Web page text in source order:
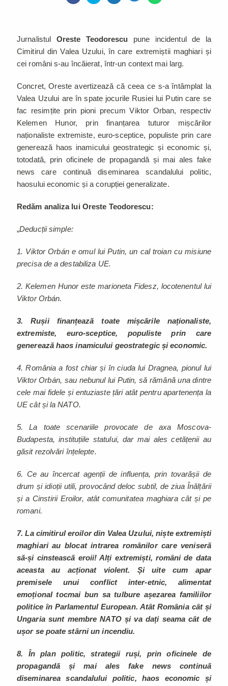
Jurnalistul Oreste Teodorescu pune incidentul de la
Cimitirul din Valea Uzului, în care extremiștii maghiari și
cei români s-au încăierat, într-un context mai larg.
Concret, Oreste avertizează că ceea ce s-a întâmplat la
Valea Uzului are în spate jocurile Rusiei lui Putin care se
fac resimțite prin pioni precum Viktor Orban, respectiv
Kelemen Hunor, prin finanțarea tuturor mișcărilor
naționaliste extremiste, euro-sceptice, populiste prin care
generează haos inamicului geostrategic și economic și,
totodată, prin oficinele de propagandă și mai ales fake
news care continuă diseminarea scandalului politic,
haosului economic și a corupției generalizate.
Redăm analiza lui Oreste Teodorescu:
„Deducții simple:
1. Viktor Orbán e omul lui Putin, un cal troian cu misiune
precisa de a destabiliza UE.
2. Kelemen Hunor este marioneta Fidesz, locotenentul lui
Viktor Orbán.
3. Rușii finanțează toate mișcările naționaliste,
extremiste, euro-sceptice, populiste prin care
generează haos inamicului geostrategic și economic.
4. România a fost chiar și în ciuda lui Dragnea, pionul lui
Viktor Orbán, sau nebunul lui Putin, să rămână una dintre
cele mai fidele și entuziaste țări atât pentru apartenența la
UE cât și la NATO.
5. La toate scenariile provocate de axa Moscova-
Budapesta, instituțiile statului, dar mai ales cetățenii au
găsit rezolvări înțelepte.
6. Ce au încercat agenții de influența, prin tovarășii de
drum și idioții utili, provocând deloc subtil, de ziua Înălțării
și a Cinstirii Eroilor, atât comunitatea maghiara cât și pe
romani.
7. La cimitirul eroilor din Valea Uzului, niște extremiști
maghiari au blocat intrarea românilor care veniseră
să-și cinstească eroii! Alți extremiști, români de data
aceasta au acționat violent. Și uite cum apar
premisele unui conflict inter-etnic, alimentat
emoțional tocmai bun sa tulbure așezarea familiilor
politice în Parlamentul European. Atât România cât și
Ungaria sunt membre NATO și va dați seama cât de
ușor se poate stârni un incendiu.
8. În plan politic, strategii ruși, prin oficinele de
propagandă și mai ales fake news continuă
diseminarea scandalului politic, haos economic și